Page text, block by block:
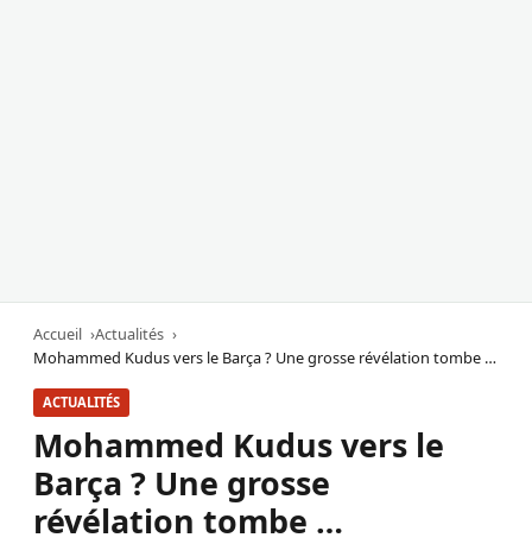
Accueil
Actualités
Mohammed Kudus vers le Barça ? Une grosse révélation tombe …
ACTUALITÉS
Mohammed Kudus vers le
Barça ? Une grosse
révélation tombe …